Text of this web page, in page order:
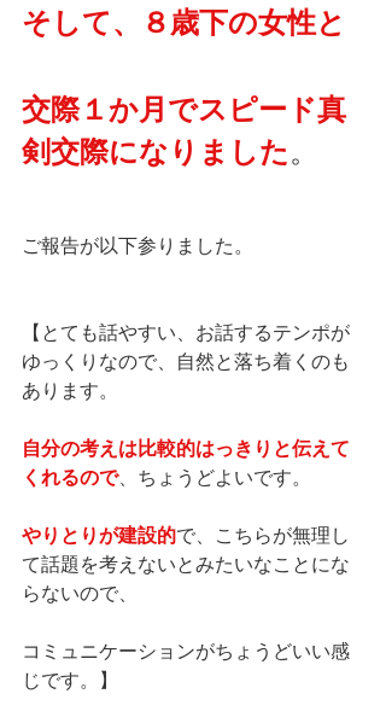
そして、８歳下の女性と
交際１か月でスピード真
剣交際になりました。
ご報告が以下参りました。
【とても話やすい、お話するテンポが
ゆっくりなので、自然と落ち着くのも
あります。
自分の考えは比較的はっきりと伝えて
くれるので、ちょうどよいです。
やりとりが建設的で、こちらが無理し
て話題を考えないとみたいなことにな
らないので、
コミュニケーションがちょうどいい感
じです。】